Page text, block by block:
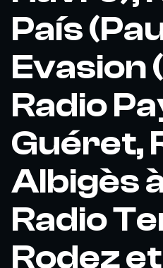
País
Evasion
Radio
Guéret,
Albigès
Radio
Rodez et